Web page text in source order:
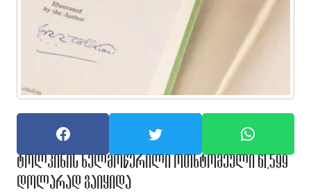
ტოლკინის ხელმოწერილი ოთხტომეული 61,599
დოლარად გაიყიდა